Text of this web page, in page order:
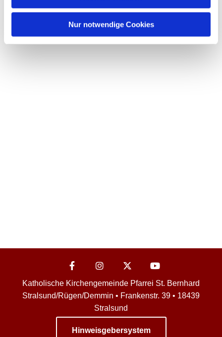
Nur notwendige Cookies
Katholische Kirchengemeinde Pfarrei St. Bernhard
Stralsund/Rügen/Demmin • Frankenstr. 39 • 18439
Stralsund
Hinweisgebersystem